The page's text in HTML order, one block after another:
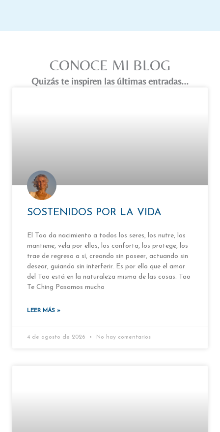
CONOCE MI BLOG
Quizás te inspiren las últimas entradas...
SOSTENIDOS POR LA VIDA
El Tao da nacimiento a todos los seres, los nutre, los
mantiene, vela por ellos, los conforta, los protege, los
trae de regreso a sí, creando sin poseer, actuando sin
desear, guiando sin interferir. Es por ello que el amor
del Tao está en la naturaleza misma de las cosas. Tao
Te Ching Pasamos mucho
LEER MÁS »
4 de agosto de 2026 No hay comentarios